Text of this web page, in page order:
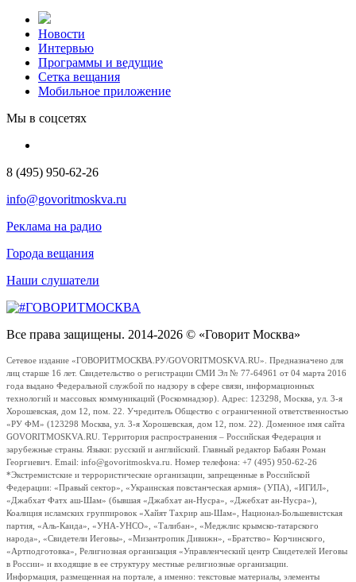
Новости
Интервью
Программы и ведущие
Сетка вещания
Мобильное приложение
Мы в соцсетях
8 (495) 950-62-26
info@govoritmoskva.ru
Реклама на радио
Города вещания
Наши слушатели
Все права защищены. 2014-2026 © «Говорит Москва»
Сетевое издание «ГОВОРИТМОСКВА.РУ/GOVORITMOSKVA.RU». Предназначено для
лиц старше 16 лет. Свидетельство о регистрации СМИ Эл № 77-64961 от 04 марта 2016
года выдано Федеральной службой по надзору в сфере связи, информационных
технологий и массовых коммуникаций (Роскомнадзор). Адрес: 123298, Москва, ул. 3-я
Хорошевская, дом 12, пом. 22. Учредитель Общество с ограниченной ответственностью
«РУ ФМ» (123298 Москва, ул. 3-я Хорошевская, дом 12, пом. 22). Доменное имя сайта
GOVORITMOSKVA.RU. Территория распространения – Российская Федерация и
зарубежные страны. Языки: русский и английский. Главный редактор Бабаян Роман
Георгиевич. Email: info@govoritmoskva.ru. Номер телефона: +7 (495) 950-62-26
*Экстремистские и террористические организации, запрещенные в Российской
Федерации: «Правый сектор», «Украинская повстанческая армия» (УПА), «ИГИЛ»,
«Джабхат Фатх аш-Шам» (бывшая «Джабхат ан-Нусра», «Джебхат ан-Нусра»),
Коалиция исламских группировок «Хайят Тахрир аш-Шам», Национал-Большевистская
партия, «Аль-Каида», «УНА-УНСО», «Талибан», «Меджлис крымско-татарского
народа», «Свидетели Иеговы», «Мизантропик Дивижн», «Братство» Корчинского,
«Артподготовка», Религиозная организация «Управленческий центр Свидетелей Иеговы
в России» и входящие в ее структуру местные религиозные организации.
Информация, размещенная на портале, а именно: текстовые материалы, элементы